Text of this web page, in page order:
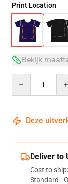
Print Location
Bekijk
Deze
Deliver to
Cost to ship:
Standard -